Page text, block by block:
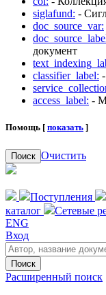
siglafund: -
doc_source_var:
документ
classifier_label:
access_label: -
Помощь [ показать ]
Поиск Очистить
Поступления
каталог
Сетевые
ENG
Вход
Поиск
Расширенный поиск